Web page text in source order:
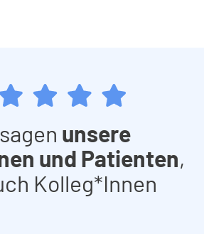
unsere
und Patienten,
Kolleg*Innen